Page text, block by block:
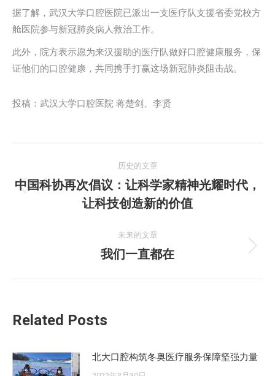
据了解，武汉大学口腔医院已派出一支医疗队支援省委党校方
舱医院参与新冠肺炎病人救治工作。
此外，院方表示愿为来汉援助的医疗队做好口腔健康服务，保
证他们的口腔健康，共同携手打赢这场新冠肺炎阻击战。
投稿：武汉大学口腔医院 蒋楚剑、李贤
章
历史的文章
历
史
文
章：
中国科协再次倡议：让科学家精神光耀时代，
让科技创造新的价值
未来的文章
未
我们一直都在
Related Posts
北大口腔构筑冬奥医疗服务保障坚强力量